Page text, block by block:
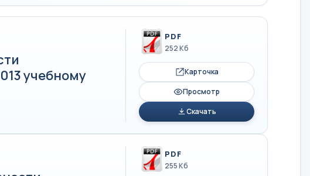
учебному
PDF
252 Кб
Карточка
Просмотр
Скачать
PDF
255 Кб